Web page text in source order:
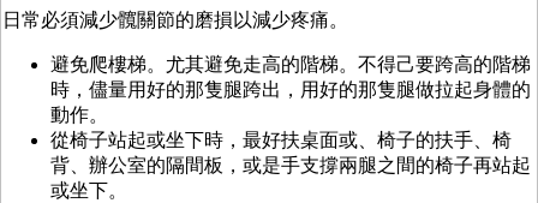
日常必須減少髖關節的磨損以減少疼痛。
避免爬樓梯。尤其避免走高的階梯。不得己要跨高的階梯
時，儘量用好的那隻腿跨出，用好的那隻腿做拉起身體的
動作。
從椅子站起或坐下時，最好扶桌面或、椅子的扶手、椅
背、辦公室的隔間板，或是手支撐兩腿之間的椅子再站起
或坐下。